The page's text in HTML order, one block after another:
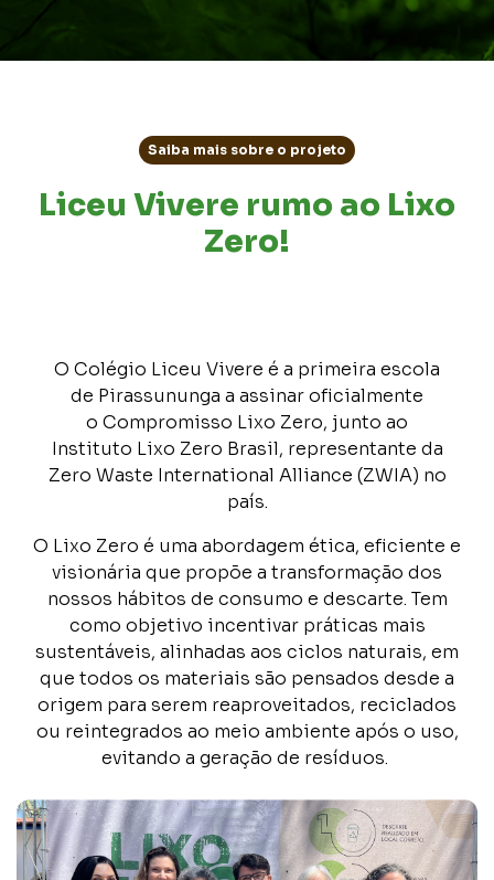
Saiba mais sobre o projeto
Liceu Vivere rumo ao Lixo
Zero!
O Colégio Liceu Vivere é a primeira escola
de Pirassununga a assinar oficialmente
o Compromisso Lixo Zero, junto ao
Instituto Lixo Zero Brasil, representante da
Zero Waste International Alliance (ZWIA) no
país.
O Lixo Zero é uma abordagem ética, eficiente e
visionária que propõe a transformação dos
nossos hábitos de consumo e descarte. Tem
como objetivo incentivar práticas mais
sustentáveis, alinhadas aos ciclos naturais, em
que todos os materiais são pensados desde a
origem para serem reaproveitados, reciclados
ou reintegrados ao meio ambiente após o uso,
evitando a geração de resíduos.